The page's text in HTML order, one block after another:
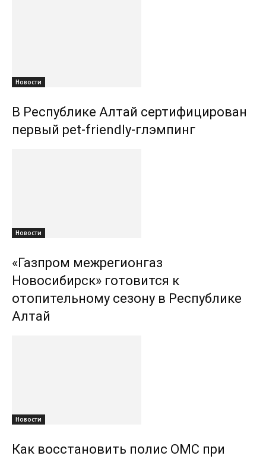
Новости
В Республике Алтай сертифицирован
первый pet-friendly-глэмпинг
Новости
«Газпром межрегионгаз
Новосибирск» готовится к
отопительному сезону в Республике
Алтай
Новости
Как восстановить полис ОМС при